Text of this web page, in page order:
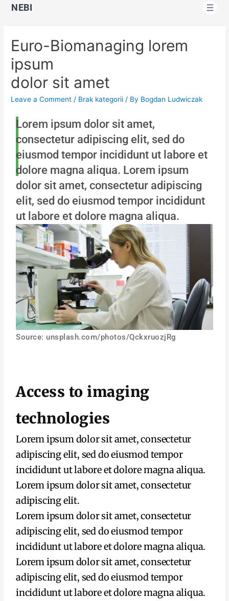
NEBI
Euro-Biomanaging lorem
ipsum
dolor sit amet
Leave a Comment / Brak kategorii / By Bogdan Ludwiczak
Lorem ipsum dolor sit amet,
consectetur adipiscing elit, sed do
eiusmod tempor incididunt ut labore et
dolore magna aliqua. Lorem ipsum
dolor sit amet, consectetur adipiscing
elit, sed do eiusmod tempor incididunt
ut labore et dolore magna aliqua.
Source: unsplash.com/photos/QckxruozjRg
Access to imaging
technologies
Lorem ipsum dolor sit amet, consectetur
adipiscing elit, sed do eiusmod tempor
incididunt ut labore et dolore magna aliqua.
Lorem ipsum dolor sit amet, consectetur
adipiscing elit.
Lorem ipsum dolor sit amet, consectetur
adipiscing elit, sed do eiusmod tempor
incididunt ut labore et dolore magna aliqua.
Lorem ipsum dolor sit amet, consectetur
adipiscing elit, sed do eiusmod tempor
incididunt ut labore et dolore magna aliqua.